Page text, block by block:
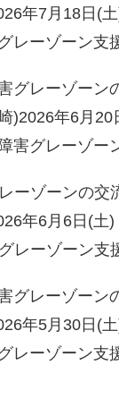
年7月18日(
レーゾーン支
グレーゾーン
)2026年6月
害グレーゾー
ーゾーンの交
年6月6日(
レーゾーン支
グレーゾーン
年5月30日(
レーゾーン支